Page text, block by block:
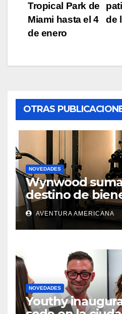
de
Tropical Park de
Miami hasta el 4
de enero
OTRAS
NOVEDADES
Wynwood
destino de
apertura de
AVENTURA AMERICANA
NOVEDADES
Youthy